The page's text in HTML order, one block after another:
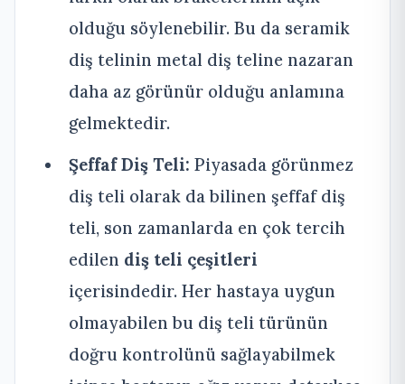
olduğu söylenebilir. Bu da seramik
diş telinin metal diş teline nazaran
daha az görünür olduğu anlamına
gelmektedir.
Şeffaf Diş Teli: Piyasada görünmez
diş teli olarak da bilinen şeffaf diş
teli, son zamanlarda en çok tercih
edilen diş teli çeşitleri
içerisindedir. Her hastaya uygun
olmayabilen bu diş teli türünün
doğru kontrolünü sağlayabilmek